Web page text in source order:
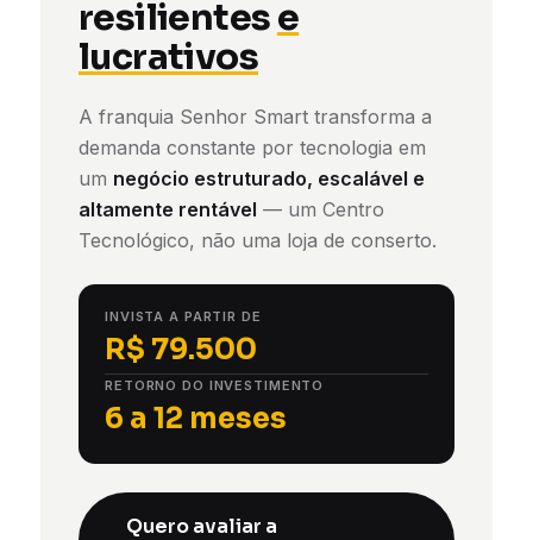
resilientese
lucrativos
A franquia Senhor Smart transforma a
demanda constante por tecnologia em
um negócio estruturado, escalável e
altamente rentável — um Centro
Tecnológico, não uma loja de conserto.
INVISTA A PARTIR DE
R$ 79.500
RETORNO DO INVESTIMENTO
6 a 12 meses
Quero avaliar a